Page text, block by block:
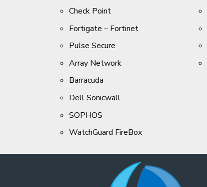
Check Point
Fortigate – Fortinet
Pulse Secure
Array Network
Barracuda
Dell Sonicwall
SOPHOS
WatchGuard FireBox